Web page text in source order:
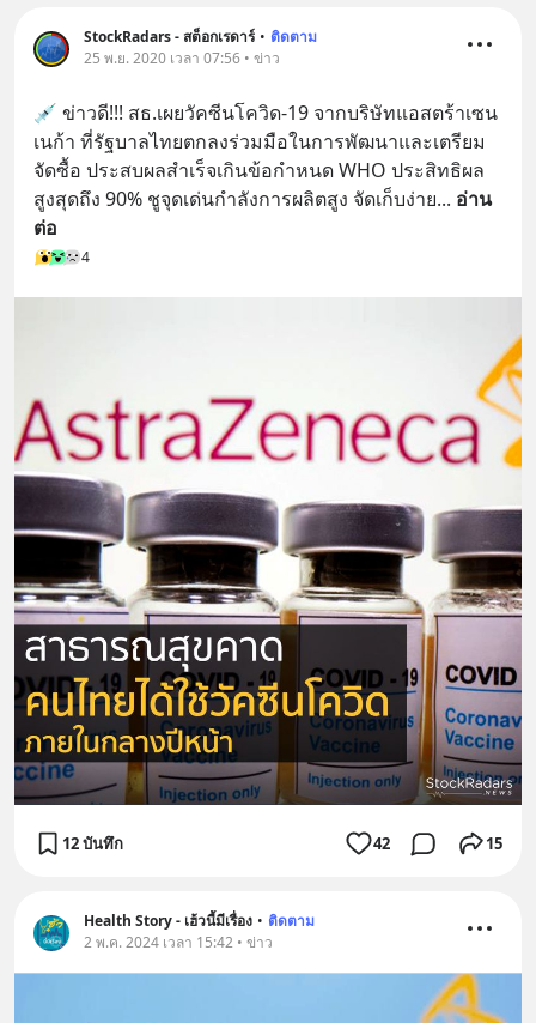
StockRadars - สต็อกเรดาร์ • ติดตาม
25 พ.ย. 2020 เวลา 07:56 • ข่าว
💉 ข่าวดี!!! สธ.เผยวัคซีนโควิด-19 จากบริษัทแอสตร้าเซน
เนก้า ที่รัฐบาลไทยตกลงร่วมมือในการพัฒนาและเตรียม
จัดซื้อ ประสบผลสำเร็จเกินข้อกำหนด WHO ประสิทธิผล
สูงสุดถึง 90% ชูจุดเด่นกำลังการผลิตสูง จัดเก็บง่าย... อ่าน
ต่อ
4
12 บันทึก 42 15
Health Story - เฮ้วนี้มีเรื่อง • ติดตาม
2 พ.ค. 2024 เวลา 15:42 • ข่าว